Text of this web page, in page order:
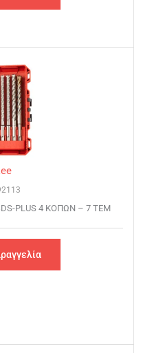
PLUS 4 ΚΟΠΩΝ – 7 ΤΕΜ